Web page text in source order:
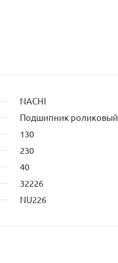
NACHI
Подшипник роликовый
130
230
40
32226
NU226